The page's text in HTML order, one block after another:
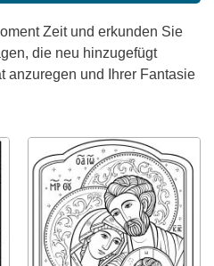
Zeit und erkunden Sie
die neu hinzugefügt
anzuregen und Ihrer Fantasie